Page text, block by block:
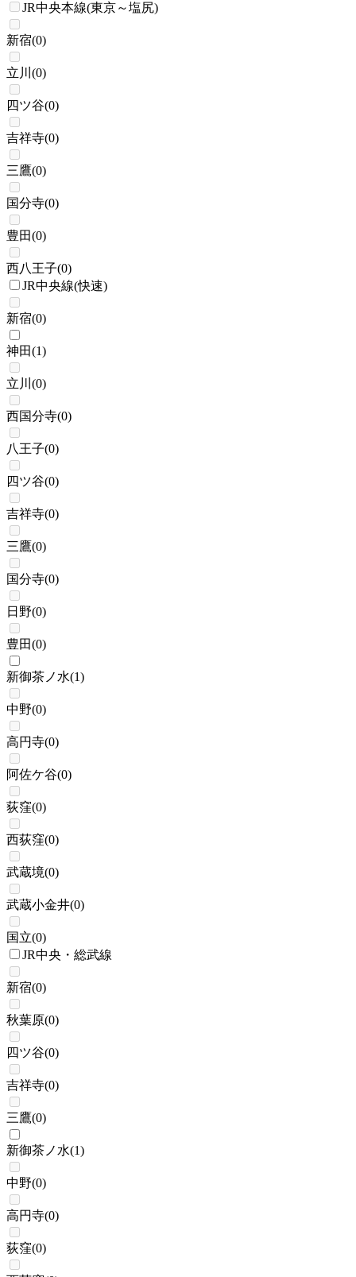
JR中央本線(東京～塩尻)
新宿(0)
立川 (0)
四ツ谷(0)
吉祥寺(0)
三鷹(0)
国分寺(0)
豊田(0)
西八王子(0)
JR中央線(快速)
新宿(0)
神田(1)
立川 (0)
西国分寺(0)
八王子(0)
四ツ谷(0)
吉祥寺(0)
三鷹(0)
国分寺(0)
日野(0)
豊田(0)
新御茶ノ水(1)
中野(0)
高円寺(0)
阿佐ケ谷(0)
荻窪(0)
西荻窪(0)
武蔵境(0)
武蔵小金井(0)
国立(0)
JR中央・総武線
新宿(0)
秋葉原(0)
四ツ谷(0)
吉祥寺(0)
三鷹(0)
新御茶ノ水(1)
中野(0)
高円寺(0)
荻窪(0)